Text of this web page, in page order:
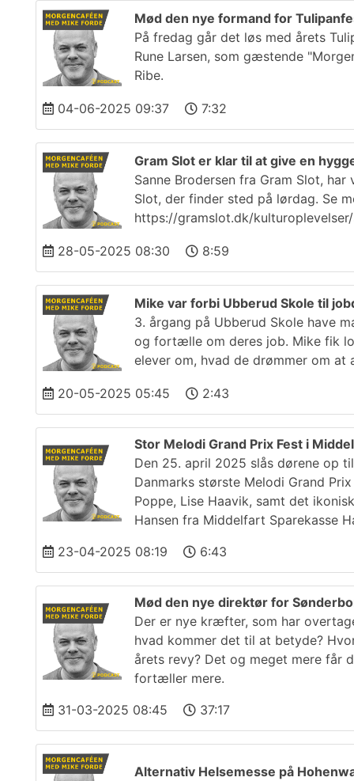
Mød den nye formand for
På fredag går det løs med årets
Rune Larsen, som gæstende
Ribe.
04-06-2025 09:37 7:32
Gram Slot er klar til at give en
Sanne Brodersen fra Gram Slot,
Slot, der finder sted på lørdag. Se
https://gramslot.dk/
28-05-2025 08:30 8:59
Mike var forbi Ubberud Skole til
3. årgang på Ubberud Skole have
og fortælle om deres job. Mike fik
elever om, hvad de drømmer om at
20-05-2025 05:45 2:43
Stor Melodi Grand Prix Fest i
Den 25. april 2025 slås dørene op
Danmarks største Melodi Grand
Poppe, Lise Haavik, samt det
Hansen fra Middelfart Sparekasse
23-04-2025 08:19
6:43
Mød den nye direktør for
Der er nye kræfter, som har
hvad kommer det til at betyde?
årets revy? Det og meget mere får
fortæller mere.
31-03-2025 08:45
37:17
Alternativ Helsemesse på